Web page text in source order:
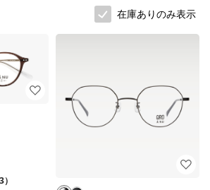
在庫ありのみ表示
）